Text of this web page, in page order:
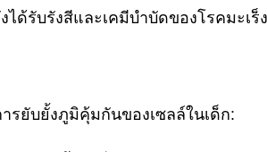
ด้รับรังสีและเคมีบำบัดของโรคมะเร็ง
ยับยั้งภูมิคุ้มกันของเซลล์ในเด็ก: